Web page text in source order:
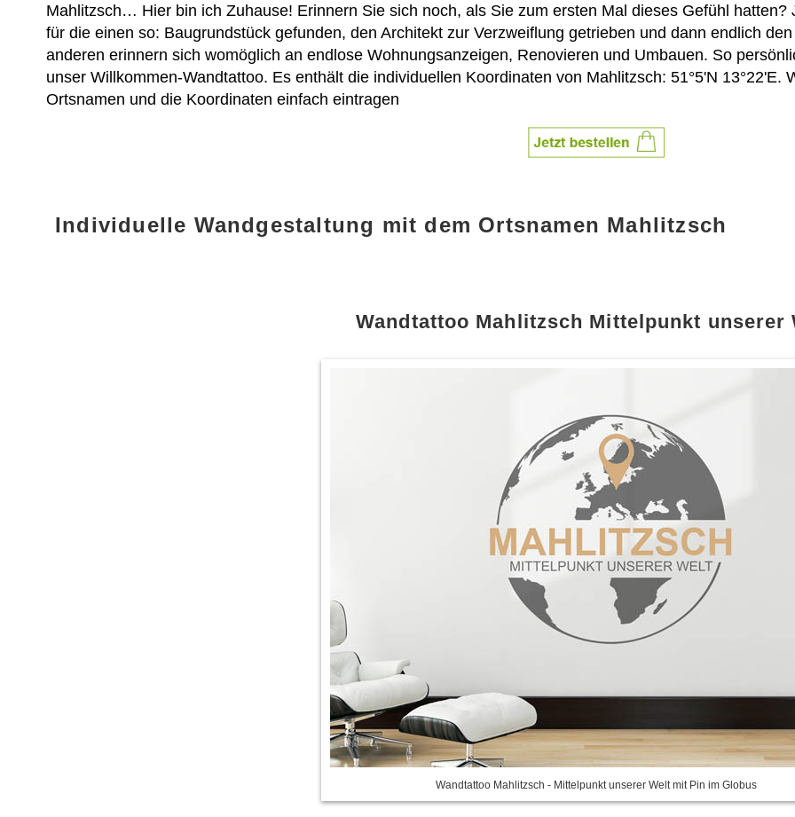
Mahlitzsch… Hier bin ich Zuhause! Erinnern Sie sich noch, als Sie zum ersten Mal dieses Gefühl
für die einen so: Baugrundstück gefunden, den Architekt zur Verzweiflung getrieben und dann endlich
anderen erinnern sich womöglich an endlose Wohnungsanzeigen, Renovieren und Umbauen. So
unser Willkommen-Wandtattoo. Es enthält die individuellen Koordinaten von Mahlitzsch: 51°5'N 13°22'E.
Ortsnamen und die Koordinaten einfach eintragen
Individuelle Wandgestaltung mit dem Ortsnamen Mahlitzsch
Wandtattoo Mahlitzsch Mittelpunkt unserer
Wandtattoo Mahlitzsch - Mittelpunkt unserer Welt mit Pin im Globus